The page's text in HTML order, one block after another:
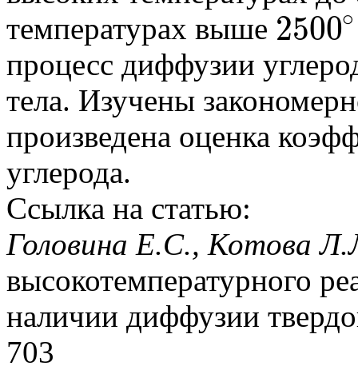
температурах выше 2500∘
2500∘
процесс диффузии
тела. Изучены
произведена оценка
углерода.
Ссылка на статью:
Головина Е.С., Котова
высокотемпературного
наличии диффузии
703